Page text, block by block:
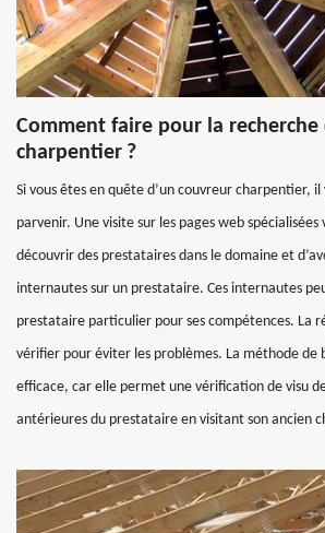
Comment faire pour la recherche
charpentier ?
Si vous êtes en quête d’un couvreur charpentier, il
parvenir. Une visite sur les pages web
découvrir des prestataires dans le domaine et
internautes sur un prestataire. Ces internautes
prestataire particulier pour ses compétences. La
vérifier pour éviter les problèmes. La méthode de
efficace, car elle permet une vérification de visu
antérieures du prestataire en visitant son ancien